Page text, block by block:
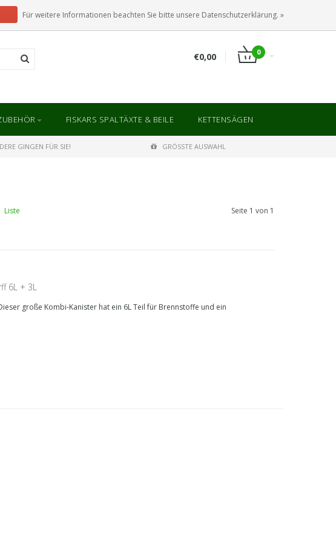
ANMELDEN KUNDENKONTO ANLEGEN
€0,00 0
FISKARS SPALTÄXTE & BEILE KETTENSÄGEN
GINGEN FÜR SIE! GRÖSSTE AUSWAHL
Liste Seite 1 von 1
6L + 3L
große Kombi-Kanister hat ein 6L Teil für Brennstoffe und ein
Für weitere Informationen beachten Sie bitte unsere Datenschutzerklärung. »